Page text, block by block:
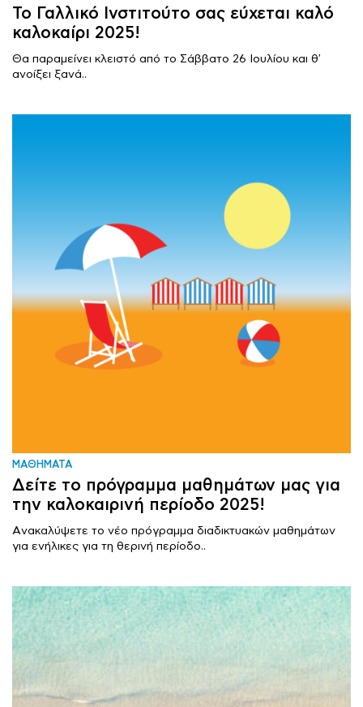
Το Γαλλικό Ινστιτούτο σας εύχεται καλό
καλοκαίρι 2025!
Θα παραμείνει κλειστό από το Σάββατο 26 Ιουλίου και θ'
ανοίξει ξανά..
ΜΑΘΗΜΑΤΑ
Δείτε το πρόγραμμα μαθημάτων μας για
την καλοκαιρινή περίοδο 2025!
Aνακαλύψετε το νέο πρόγραμμα διαδικτυακών μαθημάτων
για ενήλικες για τη θερινή περίοδο..